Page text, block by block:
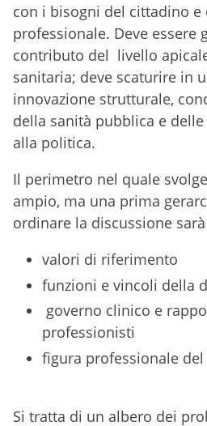
con i bisogni del cittadino e
professionale. Deve essere
contributo del livello
sanitaria; deve scaturire in
innovazione strutturale,
della sanità pubblica e
alla politica.
Il perimetro nel quale
ampio, ma una prima
ordinare la discussione
valori di riferimento
funzioni e vincoli della
governo clinico e
professionisti
figura professionale
Si tratta di un albero dei